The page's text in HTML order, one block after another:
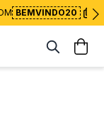
BEMVINDO20